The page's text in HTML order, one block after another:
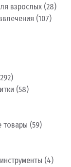
взрослых (28)
(107)
(58)
товары (59)
(4)